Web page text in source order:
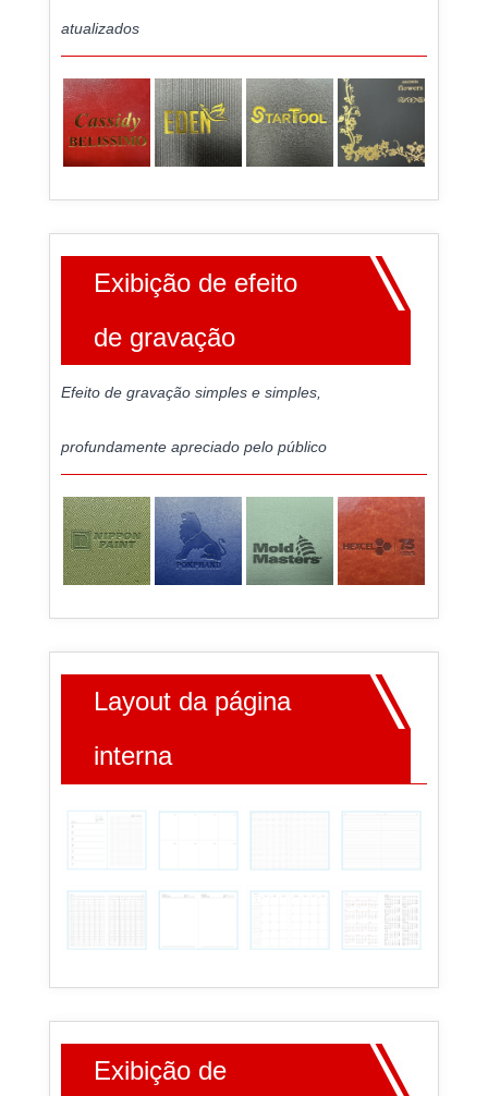
atualizados
Exibição de efeito
de gravação
Efeito de gravação simples e simples,
profundamente apreciado pelo público
Layout da página
interna
Exibição de